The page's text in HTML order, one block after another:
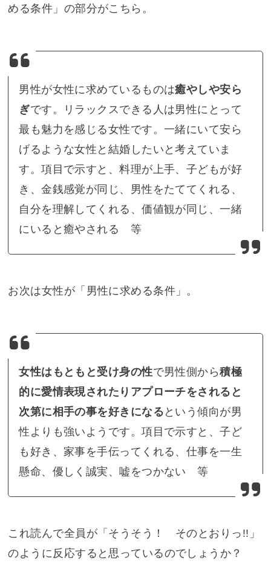
める条件」の部分がこちら。
男性が女性に求めているものは癒やしや安ら
ぎです。リラックスできる人は男性にとって
最も魅力を感じる女性です。一緒にいて安ら
げるような女性と結婚したいと考えていま
す。項目で示すと、料理が上手、子どもが好
き、金銭感覚が同じ、男性をたててくれる、
自分を理解してくれる、価値観が同じ、一緒
にいると癒やされる 等
お次は女性が「男性に求める条件」。
女性はもともと受け身の性で男性側から積極
的に愛情表現されたりアプローチをされると
次第に相手の事を好きになる という傾向が男
性よりも強いようです。項目で示すと、子ど
も好き、家事を手伝ってくれる、仕事を一生
懸命、優しく誠実、嘘をつかない 等
これ読んで全員が「そうそう！ そのとおりっ!!」
のように反応すると思っているのでしょうか？